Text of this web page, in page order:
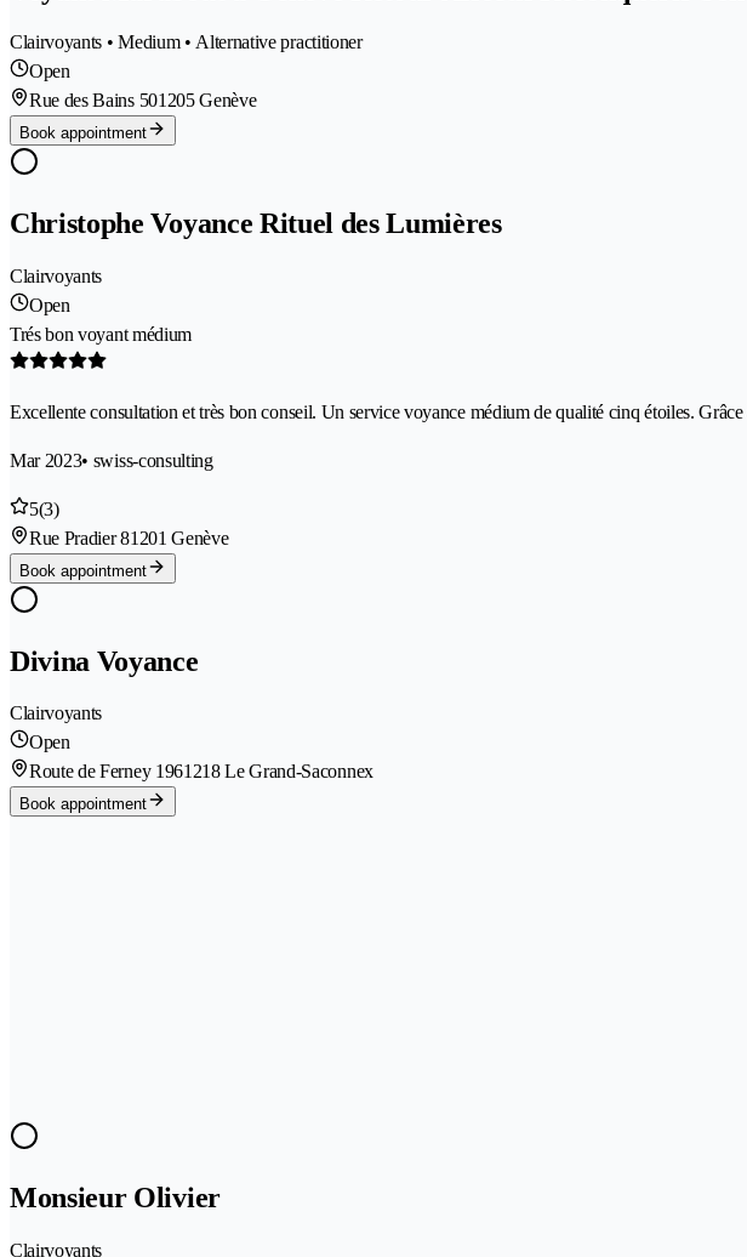
Clairvoyants • Medium • Alternative practitioner
Open
Rue des Bains 501205 Genève
Book appointment
Christophe Voyance Rituel des Lumières
Clairvoyants
Open
Trés bon voyant médium
Excellente consultation et très bon conseil. Un service voyance médium de qualité cinq étoiles.
Mar 2023• swiss-consulting
5(3)
Rue Pradier 81201 Genève
Book appointment
Divina Voyance
Clairvoyants
Open
Route de Ferney 1961218 Le Grand-Saconnex
Book appointment
Monsieur Olivier
Clairvoyants